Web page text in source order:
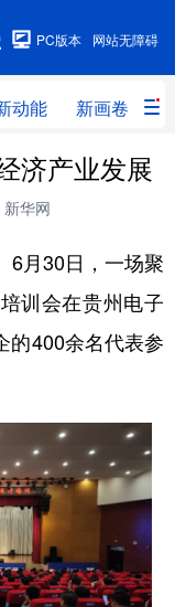
网站无障碍
PC版本
动能 新画卷
新画卷
视频
健康贵州
企业速递
黔东南
济产业发展
华网
月30日，一场聚
训会在贵州电子
的400余名代表参